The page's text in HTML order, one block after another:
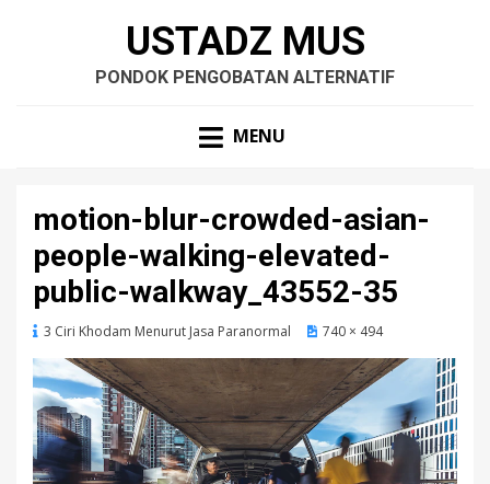
USTADZ MUS
PONDOK PENGOBATAN ALTERNATIF
MENU
motion-blur-crowded-asian-
people-walking-elevated-
public-walkway_43552-35
3 Ciri Khodam Menurut Jasa Paranormal 740 × 494